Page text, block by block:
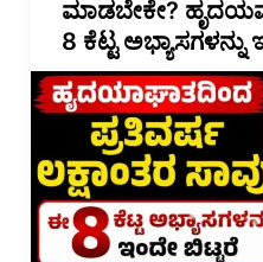
ಮಾಡಬೇಕೇ?
8 ಕೆಟ್ಟ